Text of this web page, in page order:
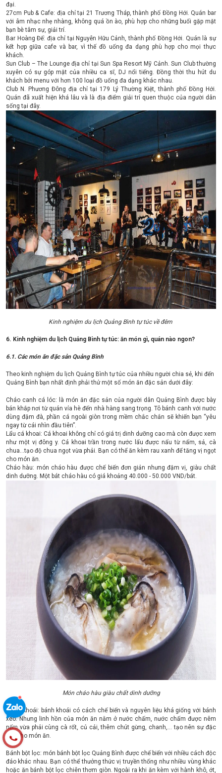
đại.
27cm Pub & Cafe: địa chỉ tại 21 Trương Tháp, thành phố Đồng Hới. Quán bar
với âm nhạc nhẹ nhàng, không quá ồn ào, phù hợp cho những buổi gặp mặt
bạn bè tâm sự, giải trí.
Bar Hoàng Đế: địa chỉ tại Nguyễn Hữu Cảnh, thành phố Đồng Hới. Quán là sự
kết hợp giữa cafe và bar, vì thế đồ uống đa dạng phù hợp cho mọi thực
khách.
Sun Club – The Lounge địa chỉ tại Sun Spa Resort Mỹ Cảnh. Sun Club thường
xuyên có sự góp mặt của nhiều ca sĩ, DJ nổi tiếng. Đồng thời thu hút du
khách bởi menu với hơn 100 loại đồ uống đa dạng khác nhau.
Club N. Phương Đông địa chỉ tại 179 Lý Thường Kiệt, thành phố Đồng Hới.
Quán đã xuất hiện khá lâu và là địa điểm giải trí quen thuộc của người dân
sống tại đây.
Kinh nghiệm du lịch Quảng Bình tự túc về đêm
6. Kinh nghiệm du lịch Quảng Bình tự túc: ăn món gì, quán nào ngon?
6.1. Các món ăn đặc sản Quảng Bình
Theo kinh nghiệm du lịch Quảng Bình tự túc của nhiều người chia sẻ, khi đến
Quảng Bình bạn nhất định phải thử một số món ăn đặc sản dưới đây:
Cháo canh cá lóc: là món ăn đặc sản của người dân Quảng Bình được bày
bán khắp nơi từ quán vỉa hè đến nhà hàng sang trọng. Tô bánh canh với nước
dùng đậm đà, phần cá ngoài giòn trong mềm chắc chắn sẽ khiến bạn “yêu
ngay từ cái nhìn đầu tiên”.
Lẩu cá khoai: Cá khoai không chỉ có giá trị dinh dưỡng cao mà còn được xem
như một vị đông y. Cá khoai trần trong nước lẩu được nấu từ nấm, sả, cà
chua…tạo độ chua ngọt vừa phải. Bạn có thể ăn kèm rau xanh để tăng vị ngọt
cho món ăn.
Cháo hàu: món cháo hàu được chế biến đơn giản nhưng đậm vị, giàu chất
dinh dưỡng. Một bát cháo hàu có giá khoảng 40.000 - 50.000 VND/bát.
Món cháo hàu giàu chất dinh dưỡng
Bánh Khoái: bánh khoái có cách chế biến và nguyên liệu khá giống với bánh
xèo. Nhưng linh hồn của món ăn nằm ở nước chấm, nước chấm được nêm
nếm vừa phải cùng cà rốt, củ cải, thêm chút gừng, chanh,... tạo nên sự đặc
biệt cho món ăn.
Bánh bột lọc: món bánh bột lọc Quảng Bình được chế biến với nhiều cách độc
đáo khác nhau. Bạn có thể thưởng thức vị truyền thống như nhiều vùng khác
hoặc ăn bánh bột lọc chiên thơm giòn. Ngoài ra khi ăn kèm với hành khô, ớt,